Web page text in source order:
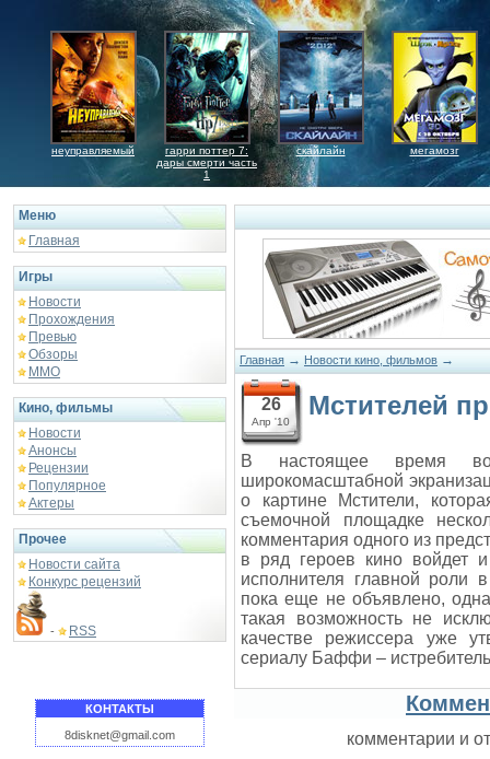
неуправляемый
гарри поттер 7:
дары смерти часть
1
скайлайн мегамозг
Меню
Главная
Игры
Новости
Прохождения
Превью
Обзоры
ММО
Кино, фильмы
Новости
Анонсы
Рецензии
Популярное
Актеры
Прочее
Новости сайта
Конкурс рецензий
- RSS
КОНТАКТЫ
8disknet@gmail.com
Главная → Новости кино, фильмов →
26
Апр '10
Мстителей
В настоящее время
широкомасштабной
о картине Мстители,
съемочной площадке
комментария одного из
в ряд героев кино войдет
исполнителя главной
пока еще не объявлено,
такая возможность не
качестве режиссера уже
сериалу Баффи –
комментарии и